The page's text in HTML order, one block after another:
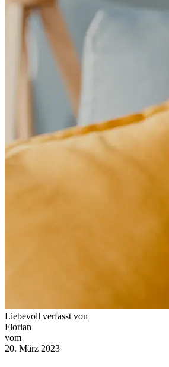
Liebevoll verfasst von
Florian
vom
20. März 2023